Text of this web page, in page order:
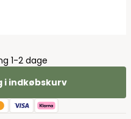
1-2 dage
i indkøbskurv